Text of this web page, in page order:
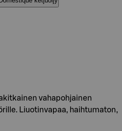
vahapohjainen
Liuotinvapaa, haihtumaton,